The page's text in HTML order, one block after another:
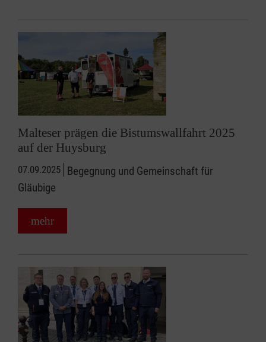
Malteser prägen die Bistumswallfahrt 2025
auf der Huysburg
07.09.2025 Begegnung und Gemeinschaft für
Gläubige
mehr